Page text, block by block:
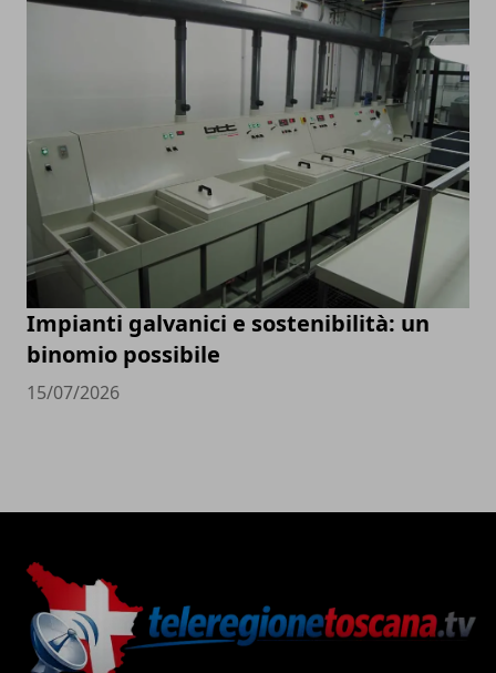
Impianti galvanici e sostenibilità: un
binomio possibile
15/07/2026